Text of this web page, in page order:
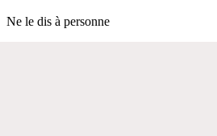
Ne le dis à personne